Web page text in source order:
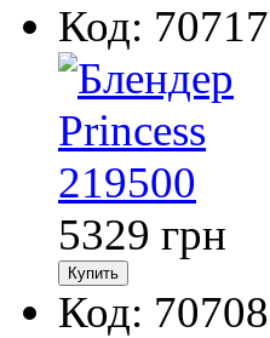
Код:
5329 грн
Код: